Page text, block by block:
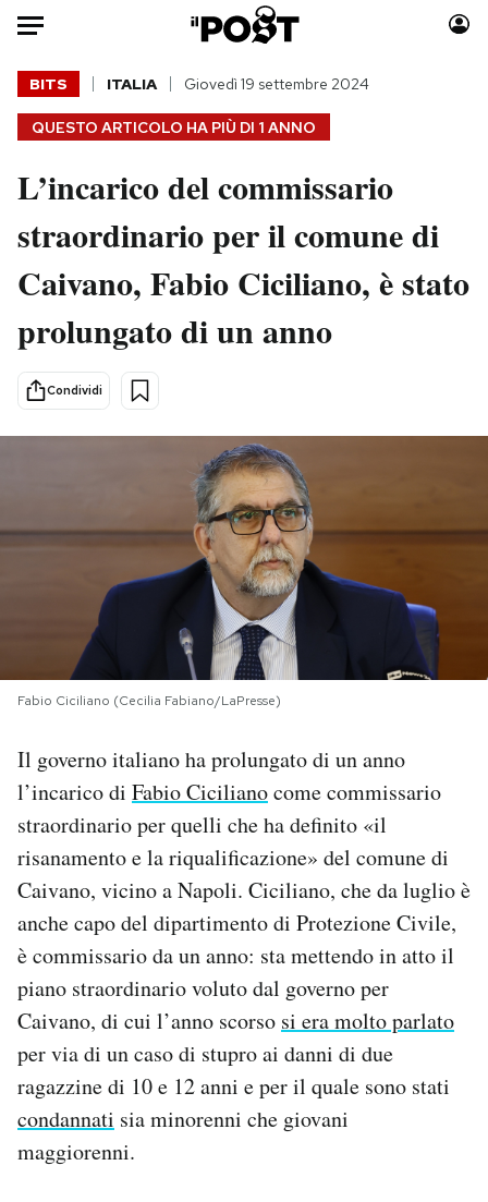
Auto
HOME
Italia
Politica
Tecnologia
Scienza
Cultura
Economia
Sport
Moda
Consumismi
Storie/Idee
Media
Mondiali calcio 2026
PODCAST
NEWSLETTER
I MIEI PREFERITI
CALENDARIO
AREA PERSONALE
Area Personale
Newsletter
Notifiche mobile
Regala il Post
Hai bisogno di aiuto?
Esci
QUESTO ARTICOLO HA PIÙ DI 1 ANNO
BITS ITALIA Giovedì 19 settembre 2024
L’incarico del commissario
straordinario per il comune di
Caivano, Fabio Ciciliano, è stato
prolungato di un anno
Condividi
Fabio Ciciliano (Cecilia Fabiano/LaPresse)
Il governo italiano ha prolungato di un anno
l’incarico di Fabio Cicilianocome commissario
straordinario per quelli che ha definito «il
risanamento e la riqualificazione» del comune di
Caivano, vicino a Napoli. Ciciliano, che da luglio è
anche capo del dipartimento di Protezione Civile,
è commissario da un anno: sta mettendo in atto il
piano straordinario voluto dal governo per
Caivano, di cui l’anno scorso si era molto parlato
per via di un caso di stupro ai danni di due
ragazzine di 10 e 12 anni e per il quale sono stati
condannati sia minorenni che giovani
maggiorenni.